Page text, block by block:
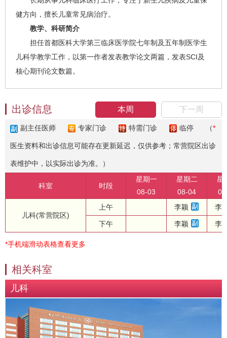
健方向，擅长儿童常见病治疗。
教学、科研简介
担任首都医科大学第三临床医学院七年制及五年制医学生
儿科学教学工作，以第一作者发表教学论文两篇，发表SCI及
核心期刊论文数篇。
本周 下一周
出诊信息
副主任医师 专家门诊 特需门诊 临停 （*
医生资料和出诊信息可能存在更新延迟，仅供参考；常营院区出诊
表维护中，以实际出诊为准。）
科室 时段
星期一
08-03
星期二
08-04
星
儿科(常营院区)
上午 李颖 李
下午 李颖 李
*手机端滑动表格查看更多
相关科室
儿科